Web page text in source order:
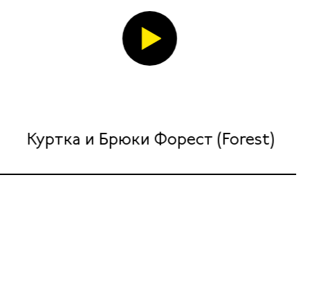
Куртка и Брюки Форест (Forest)